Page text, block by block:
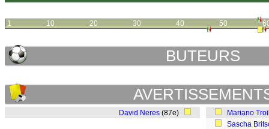
1 10 20 30 40 50
BUTEURS
David Neres (87e)
Mariano
Sascha